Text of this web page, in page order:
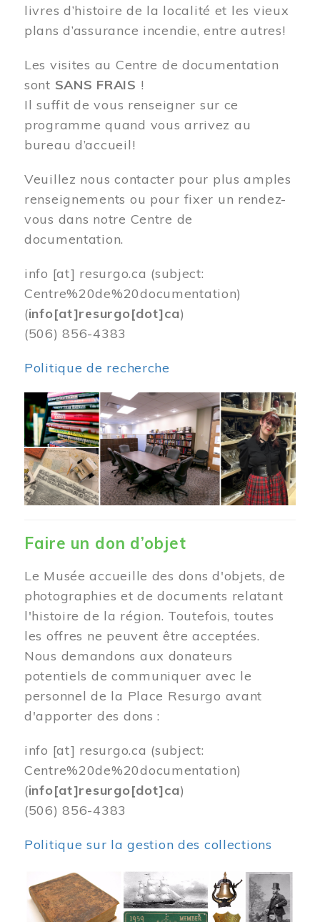
livres d’histoire de la localité et les vieux
plans d’assurance incendie, entre autres!
Les visites au Centre de documentation
sont SANS FRAIS !
Il suffit de vous renseigner sur ce
programme quand vous arrivez au
bureau d’accueil!
Veuillez nous contacter pour plus amples
renseignements ou pour fixer un rendez-
vous dans notre Centre de
documentation.
info [at] resurgo.ca (subject:
Centre%20de%20documentation)
(info[at]resurgo[dot]ca)
(506) 856-4383
Politique de recherche
Image
Faire un don d’objet
Le Musée accueille des dons d'objets, de
photographies et de documents relatant
l'histoire de la région. Toutefois, toutes
les offres ne peuvent être acceptées.
Nous demandons aux donateurs
potentiels de communiquer avec le
personnel de la Place Resurgo avant
d'apporter des dons :
info [at] resurgo.ca (subject:
Centre%20de%20documentation)
(info[at]resurgo[dot]ca)
(506) 856-4383
Politique sur la gestion des collections